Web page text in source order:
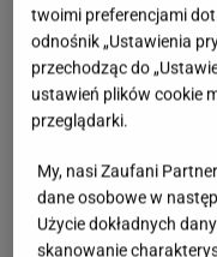
twoimi preferencjami
odnośnik „Ustawienia
przechodząc do
ustawień plików cookie
przeglądarki.
My, nasi Zaufani
dane osobowe w
Użycie dokładnych
skanowanie